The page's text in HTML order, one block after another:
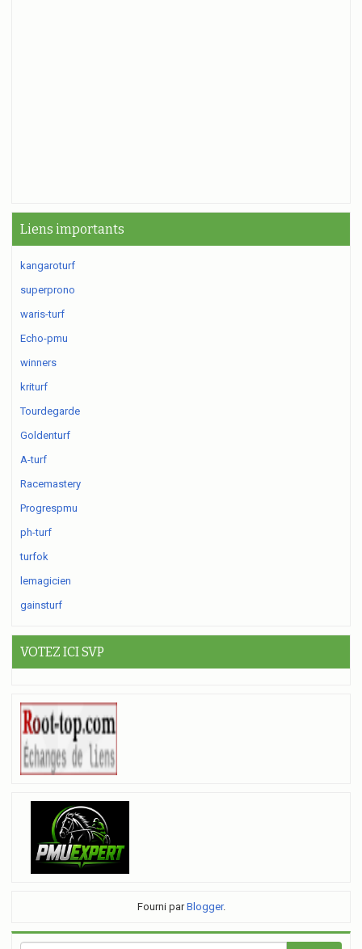
Liens importants
kangaroturf
superprono
waris-turf
Echo-pmu
winners
kriturf
Tourdegarde
Goldenturf
A-turf
Racemastery
Progrespmu
ph-turf
turfok
lemagicien
gainsturf
VOTEZ ICI SVP
Fourni parBlogger.